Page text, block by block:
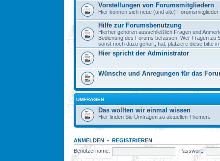
Vorstellungen von Forumsmitgliedern
Hier können sich neue (und alte)
Hilfe zur Forumsbenutzung
Hierher gehören ausschließlich Fragen und
Bedienung des Forums befassen. Wer Fragen zu
sonst noch dazu gehört, hat, platziere diese bitte
Hier spricht der Administrator
Wünsche und Anregungen für das
UMFRAGEN
Das wollten wir einmal wissen
Hier finden Sie Umfragen zu aktuellen Themen.
ANMELDEN • REGISTRIEREN
Benutzername:
Passwort: